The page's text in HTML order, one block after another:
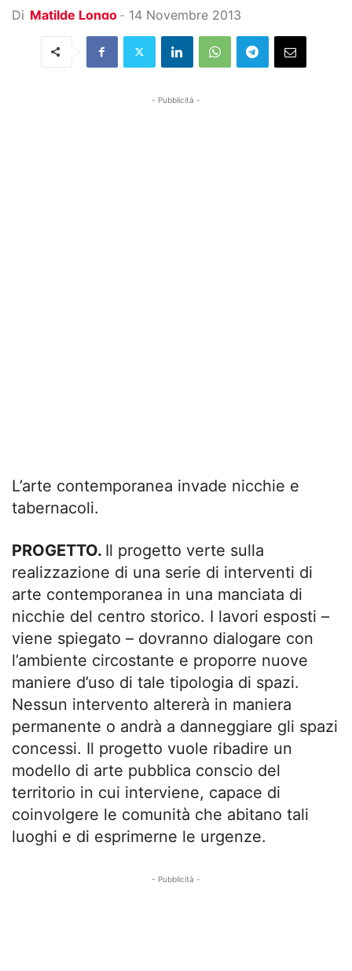
Di Matilde Longo - 14 Novembre 2013
- Pubblicità -
L’arte contemporanea invade nicchie e
tabernacoli.
PROGETTO. Il progetto verte sulla
realizzazione di una serie di interventi di
arte contemporanea in una manciata di
nicchie del centro storico. I lavori esposti –
viene spiegato – dovranno dialogare con
l’ambiente circostante e proporre nuove
maniere d’uso di tale tipologia di spazi.
Nessun intervento altererà in maniera
permanente o andrà a danneggiare gli spazi
concessi. Il progetto vuole ribadire un
modello di arte pubblica conscio del
territorio in cui interviene, capace di
coinvolgere le comunità che abitano tali
luoghi e di esprimerne le urgenze.
- Pubblicità -